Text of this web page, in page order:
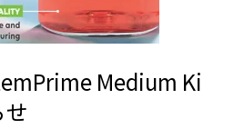
Medium Ki